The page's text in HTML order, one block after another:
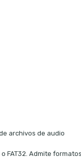
archivos de audio
FAT32. Admite